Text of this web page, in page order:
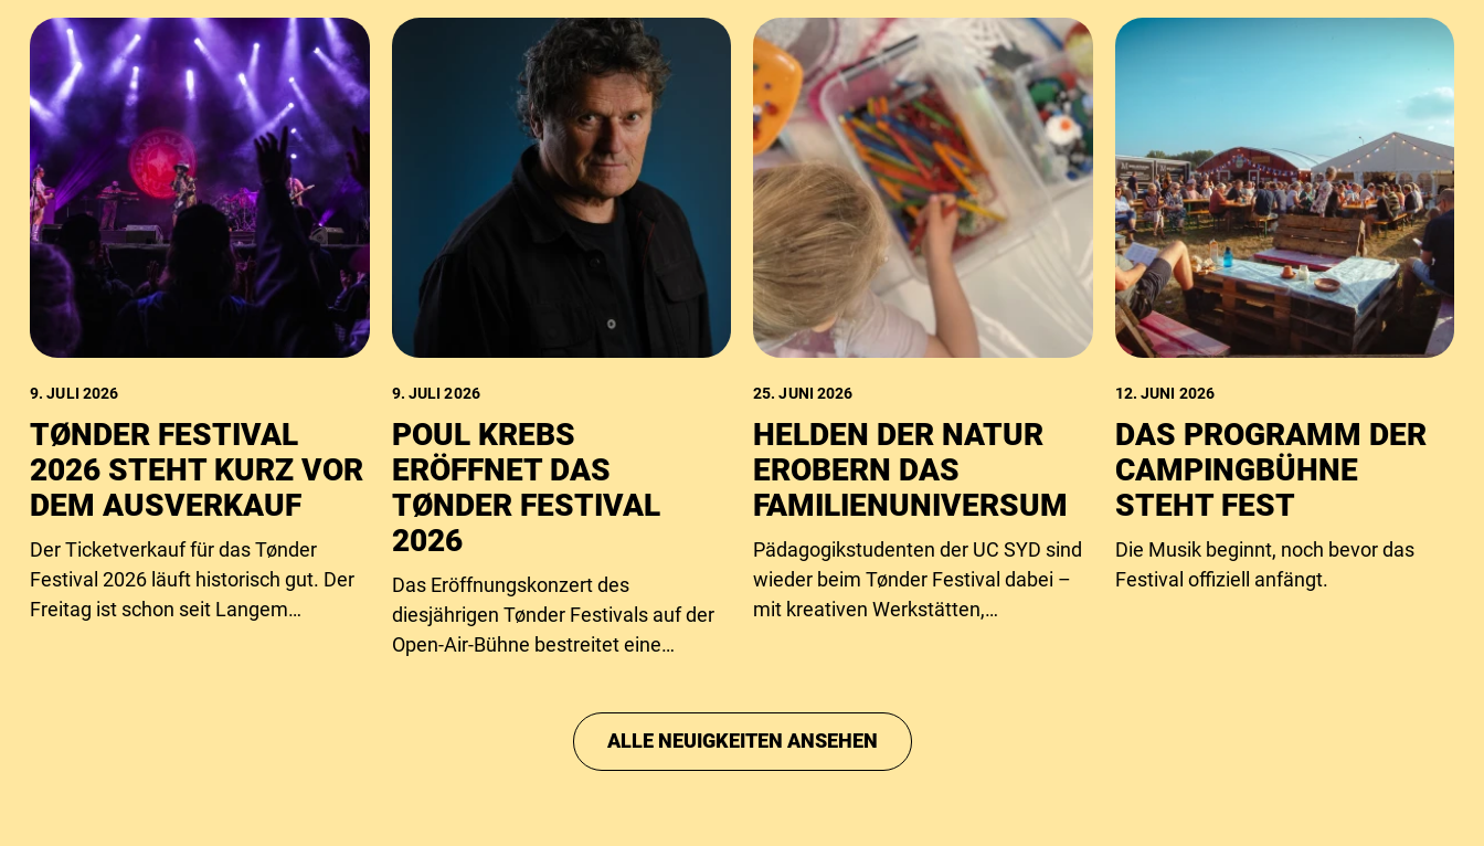
9. JULI 2026
TØNDER FESTIVAL
2026 STEHT KURZ VOR
DEM AUSVERKAUF
Der Ticketverkauf für das Tønder
Festival 2026 läuft historisch gut. Der
Freitag ist schon seit Langem
9. JULI 2026
POUL KREBS
ERÖFFNET DAS
TØNDER FESTIVAL
2026
Das Eröffnungskonzert des
diesjährigen Tønder Festivals auf der
Open-Air-Bühne bestreitet eine
25. JUNI 2026
HELDEN DER NATUR
EROBERN DAS
FAMILIENUNIVERSUM
Pädagogikstudenten der UC SYD sind
wieder beim Tønder Festival dabei –
mit kreativen Werkstätten,
der Natur.
12. JUNI 2026
DAS PROGRAMM DER
CAMPINGBÜHNE
STEHT FEST
Die Musik beginnt, noch bevor das
Festival offiziell anfängt.
ALLE NEUIGKEITEN ANSEHEN